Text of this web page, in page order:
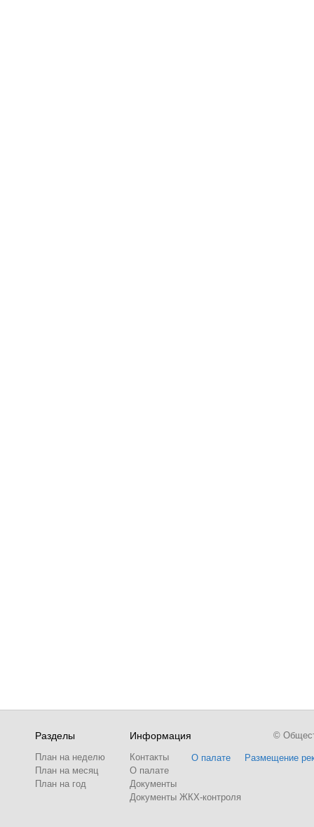
Разделы
План на неделю
План на месяц
План на год
Информация
Контакты
О палате
Документы
Документы ЖКХ-контроля
О палате Размещение
©